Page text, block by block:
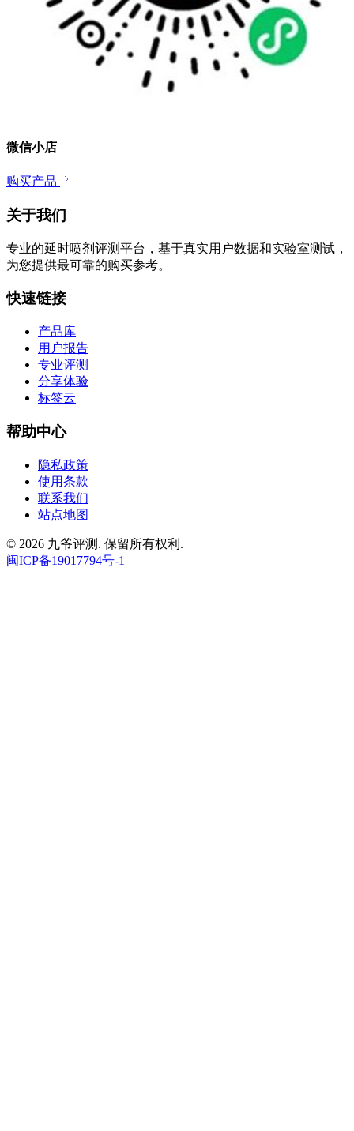
微信小店
购买产品
关于我们
专业的延时喷剂评测平台，基于真实用户数据和实验室测试，
为您提供最可靠的购买参考。
快速链接
产品库
用户报告
专业评测
分享体验
标签云
帮助中心
隐私政策
使用条款
联系我们
站点地图
© 2026 九爷评测. 保留所有权利.
闽ICP备19017794号-1